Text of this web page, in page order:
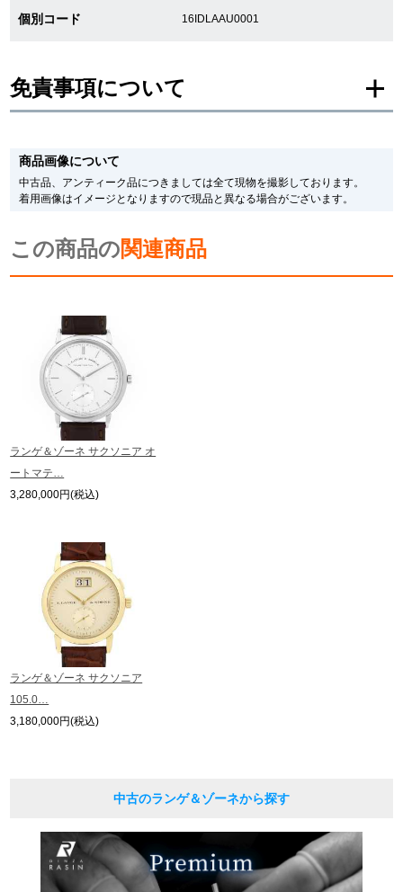
大阪心斎橋店
WEBマガジン 買取ブログ
SNS・動画
For Overseas Customers
English
繁體中文
ภาษาไทย
商品画像について
中古品、アンティーク品につきましては全て現物を撮影しております。
着用画像はイメージとなりますので現品と異なる場合がございます。
この商品の関連商品
ランゲ＆ゾーネ サクソニア オ
ートマテ…
3,280,000円(税込)
ランゲ＆ゾーネ サクソニア
105.0…
3,180,000円(税込)
中古のランゲ＆ゾーネから探す
個別コード 16IDLAAU0001
免責事項について
メーカー保護シールの有無に個体差がございますのでご了承下さいませ。
また、メーカーにてマイナーチェンジがなされる場合がございますが、在庫品
の仕様で販売させていただきますので予めご了承の程お願いいたします。
尚、中古品、アンティーク品につきましては現品を撮影しております。
ます。
の掲載を控えております。
※当店では店頭販売も行っております為、サイトでのご注文と店頭処理との時
間差で在庫切れになる場合がございます。
予めご了承くださいませ。
また、ご来店にてご購入を希望される場合にも、事前に在庫の確認をお電話か
メールにてお問い合わせいただけますようお願いいたします。
※アンティーク品やユーズド品の場合、外装および内部機械に代替部品を使用
している場合がございます。
※表示の定価は、入荷時の価格となっております。
現在の定価と異なる場合がございますのでご了承くださいませ。